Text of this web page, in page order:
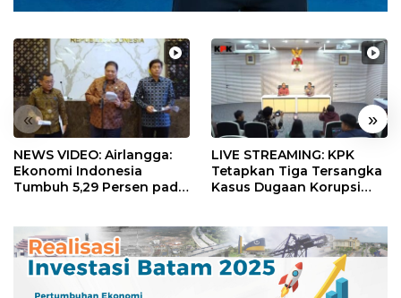
« »
NEWS VIDEO: Airlangga:
Ekonomi Indonesia
Tumbuh 5,29 Persen pada
LIVE STREAMING: KPK
Tetapkan Tiga Tersangka
Kasus Dugaan Korupsi